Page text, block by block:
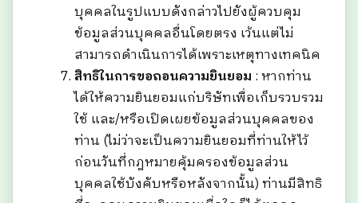
บุคคลในรูปแบบดังกล่าวไปยังผู้ควบคุม
ข้อมูลส่วนบุคคลอื่นโดยตรง เว้นแต่ไม่
สามารถดำเนินการได้เพราะเหตุทางเทคนิค
สิทธิในการขอถอนความยินยอม : หากท่าน
ได้ให้ความยินยอมแก่บริษัทเพื่อเก็บรวบรวม
ใช้ และ/หรือเปิดเผยข้อมูลส่วนบุคคลของ
ท่าน (ไม่ว่าจะเป็นความยินยอมที่ท่านให้ไว้
ก่อนวันที่กฎหมายคุ้มครองข้อมูลส่วน
บุคคลใช้บังคับหรือหลังจากนั้น) ท่านมีสิทธิ